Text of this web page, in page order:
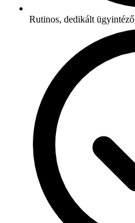
Rutinos, dedikált ügyintéző